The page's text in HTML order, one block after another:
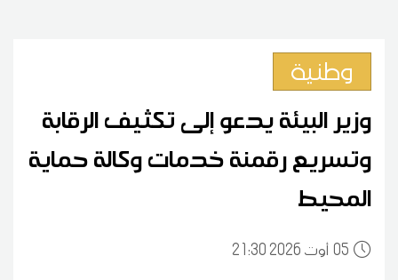
وطنية
وزير البيئة يدعو إلى تكثيف الرقابة
وتسريع رقمنة خدمات وكالة حماية
المحيط
0521:30 2026 أوت